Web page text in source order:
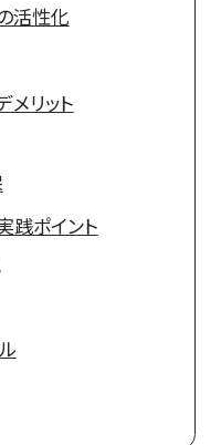
活性化
メリット
践ポイント